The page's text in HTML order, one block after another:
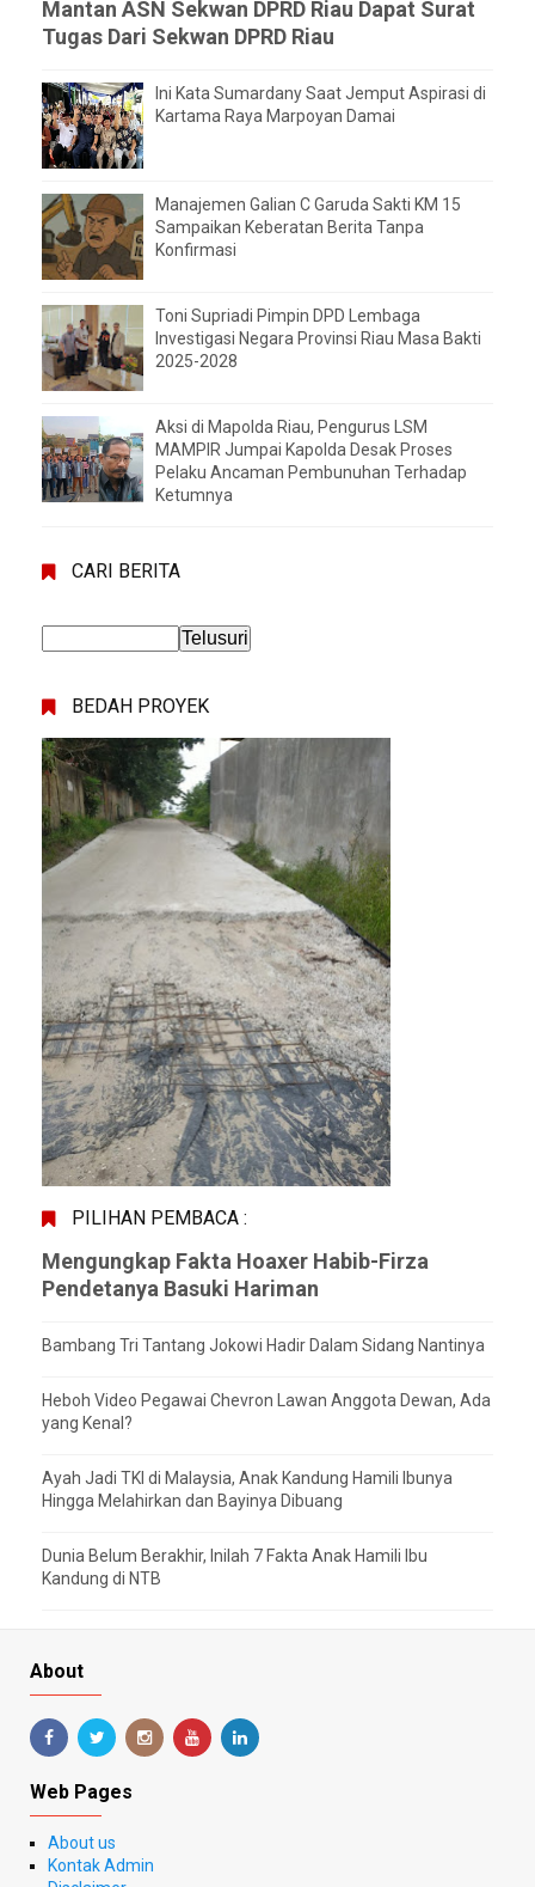
Mantan ASN Sekwan DPRD Riau Dapat Surat
Tugas Dari Sekwan DPRD Riau
Ini Kata Sumardany Saat Jemput Aspirasi di
Kartama Raya Marpoyan Damai
Manajemen Galian C Garuda Sakti KM 15
Sampaikan Keberatan Berita Tanpa
Konfirmasi
Toni Supriadi Pimpin DPD Lembaga
Investigasi Negara Provinsi Riau Masa Bakti
2025-2028
Aksi di Mapolda Riau, Pengurus LSM
MAMPIR Jumpai Kapolda Desak Proses
Pelaku Ancaman Pembunuhan Terhadap
Ketumnya
CARI BERITA
BEDAH PROYEK
PILIHAN PEMBACA :
Mengungkap Fakta Hoaxer Habib-Firza
Pendetanya Basuki Hariman
Bambang Tri Tantang Jokowi Hadir Dalam Sidang Nantinya
Heboh Video Pegawai Chevron Lawan Anggota Dewan, Ada
yang Kenal?
Ayah Jadi TKI di Malaysia, Anak Kandung Hamili Ibunya
Hingga Melahirkan dan Bayinya Dibuang
Dunia Belum Berakhir, Inilah 7 Fakta Anak Hamili Ibu
Kandung di NTB
About
Web Pages
About us
Kontak Admin